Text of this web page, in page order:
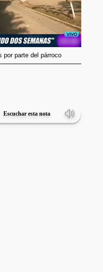
por parte del párroco
Escuchar esta nota